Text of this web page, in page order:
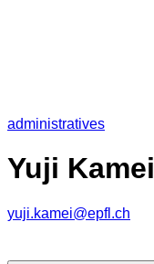
administratives
Yuji Kamei
yuji.kamei@epfl.ch